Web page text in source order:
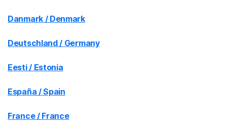
Danmark / Denmark
Deutschland / Germany
Eesti / Estonia
España / Spain
France / France